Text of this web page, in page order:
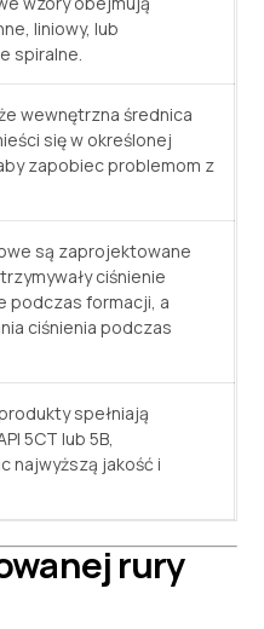
liniowy, lub
spiralne.
​​wewnętrzna średnica
się w określonej
zapobiec problemom z
są zaprojektowane
ciśnienie
podczas formacji, a
ciśnienia podczas
spełniają
5CT lub 5B,
najwyższą jakość i
rury